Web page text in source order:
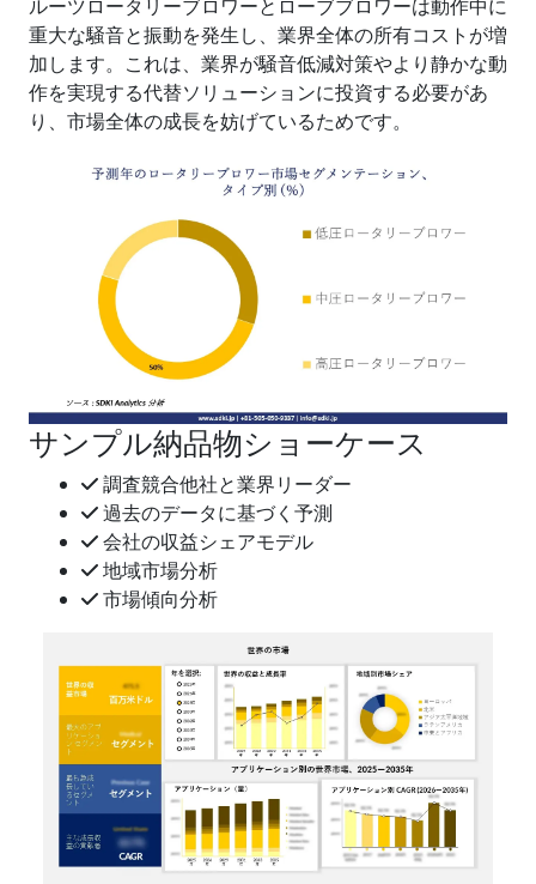
ルーツロータリーブロワーとローブブロワーは動作中に
重大な騒音と振動を発生し、業界全体の所有コストが増
加します。これは、業界が騒音低減対策やより静かな動
作を実現する代替ソリューションに投資する必要があ
り、市場全体の成長を妨げているためです。
サンプル納品物ショーケース
調査競合他社と業界リーダー
過去のデータに基づく予測
会社の収益シェアモデル
地域市場分析
市場傾向分析